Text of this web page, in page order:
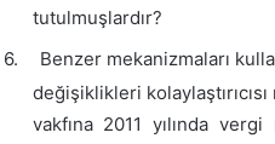
tutulmuşlardır?
6.
Benzer mekanizmaları
değişiklikleri
vakfına 2011 yılında